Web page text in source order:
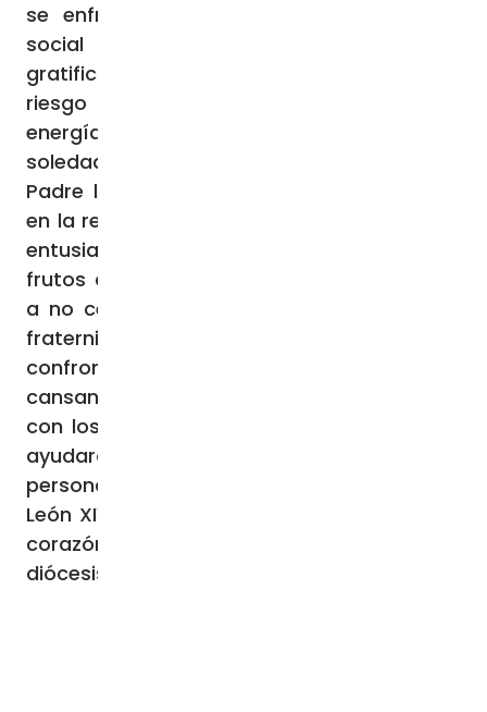
se enfrentan, marcada por un contexto
social y eclesial “más difícil y menos
gratificante”, advirtió que se puede correr el
riesgo de “agotar pronto las propias
energías, acumular frustración y caer en la
soledad”. Ante este panorama, el Santo
Padre les exhortó “a la fidelidad cotidiana
en la relación con el Señor y a trabajar con
entusiasmo aunque ahora no veáis los
frutos del apostolado”. Les animó también
a no cerrarse en ellos mismos y a vivir la
fraternidad perbiteral: “No tengáis miedo de
confrontaros, también sobre vuestros
cansancios y vuestras crisis, especialmente
con los hermanos que consideráis pueden
ayudaros”. Por último, antes de saludarlos
personalmente de forma individual, el Papa
León XIV les invitó a ser “pastores según el
corazón de Dios” para servir mejor a la
diócesis de Roma.